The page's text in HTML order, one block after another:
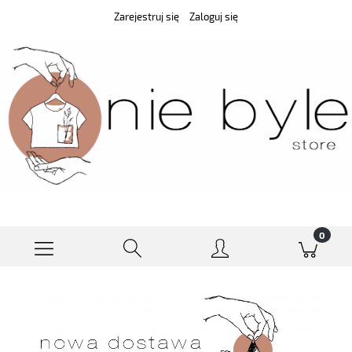
Zarejestruj się Zaloguj się